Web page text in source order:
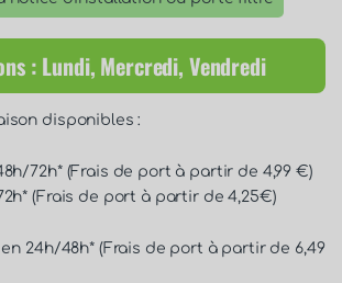
: Lundi, Mercredi, Vendredi
disponibles :
72h* (Frais de port à partir de 4,99 €)
(Frais de port à partir de 4,25€)
24h/48h* (Frais de port à partir de 6,49